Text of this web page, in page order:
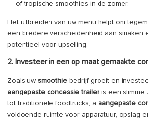
of tropische smoothies in de zomer.
Het uitbreiden van uw menu helpt om
een bredere verscheidenheid aan smaken
potentieel voor upselling.
2. Investeer in een op maat gemaakte
Zoals uw smoothie bedrijf groeit en
aangepaste concessie trailer is een slimme
tot traditionele foodtrucks, a aangepaste
voldoende ruimte voor apparatuur, opslag